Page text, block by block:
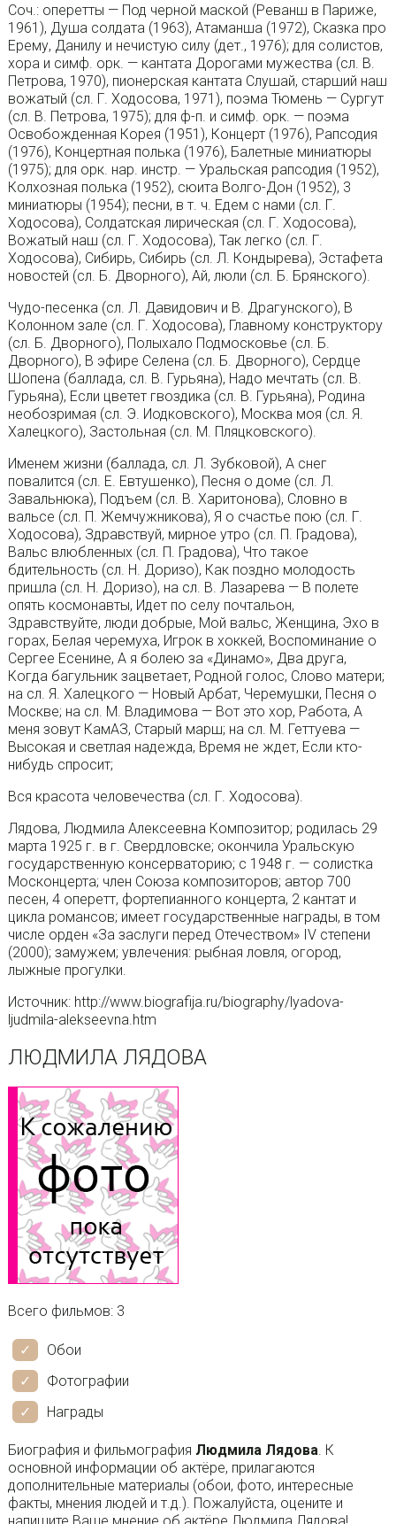
Соч.: оперетты — Под черной маской (Реванш в Париже,
1961), Душа солдата (1963), Атаманша (1972), Сказка про
Ерему, Данилу и нечистую силу (дет., 1976); для солистов,
хора и симф. орк. — кантата Дорогами мужества (сл. В.
Петрова, 1970), пионерская кантата Слушай, старший наш
вожатый (сл. Г. Ходосова, 1971), поэма Тюмень — Сургут
(сл. В. Петрова, 1975); для ф-п. и симф. орк. — поэма
Освобожденная Корея (1951), Концерт (1976), Рапсодия
(1976), Концертная полька (1976), Балетные миниатюры
(1975); для орк. нар. инстр. — Уральская рапсодия (1952),
Колхозная полька (1952), сюита Волго-Дон (1952), 3
миниатюры (1954); песни, в т. ч. Едем с нами (сл. Г.
Ходосова), Солдатская лирическая (сл. Г. Ходосова),
Вожатый наш (сл. Г. Ходосова), Так легко (сл. Г.
Ходосова), Сибирь, Сибирь (сл. Л. Кондырева), Эстафета
новостей (сл. Б. Дворного), Ай, люли (сл. Б. Брянского).
Чудо-песенка (сл. Л. Давидович и В. Драгунского), В
Колонном зале (сл. Г. Ходосова), Главному конструктору
(сл. Б. Дворного), Полыхало Подмосковье (сл. Б.
Дворного), В эфире Селена (сл. Б. Дворного), Сердце
Шопена (баллада, сл. В. Гурьяна), Надо мечтать (сл. В.
Гурьяна), Если цветет гвоздика (сл. В. Гурьяна), Родина
необозримая (сл. Э. Иодковского), Москва моя (сл. Я.
Халецкого), Застольная (сл. М. Пляцковского).
Именем жизни (баллада, сл. Л. Зубковой), А снег
повалится (сл. Е. Евтушенко), Песня о доме (сл. Л.
Завальнюка), Подъем (сл. В. Харитонова), Словно в
вальсе (сл. П. Жемчужникова), Я о счастье пою (сл. Г.
Ходосова), Здравствуй, мирное утро (сл. П. Градова),
Вальс влюбленных (сл. П. Градова), Что такое
бдительность (сл. Н. Доризо), Как поздно молодость
пришла (сл. Н. Доризо), на сл. В. Лазарева — В полете
опять космонавты, Идет по селу почтальон,
Здравствуйте, люди добрые, Мой вальс, Женщина, Эхо в
горах, Белая черемуха, Игрок в хоккей, Воспоминание о
Сергее Есенине, А я болею за «Динамо», Два друга,
Когда багульник зацветает, Родной голос, Слово матери;
на сл. Я. Халецкого — Новый Арбат, Черемушки, Песня о
Москве; на сл. М. Владимова — Вот это хор, Работа, А
меня зовут КамАЗ, Старый марш; на сл. М. Геттуева —
Высокая и светлая надежда, Время не ждет, Если кто-
нибудь спросит;
Вся красота человечества (сл. Г. Ходосова).
Лядова, Людмила Алексеевна Композитор; родилась 29
марта 1925 г. в г. Свердловске; окончила Уральскую
государственную консерваторию; с 1948 г. — солистка
Москонцерта; член Союза композиторов; автор 700
песен, 4 оперетт, фортепианного концерта, 2 кантат и
цикла романсов; имеет государственные награды, в том
числе орден «За заслуги перед Отечеством» IV степени
(2000); замужем; увлечения: рыбная ловля, огород,
лыжные прогулки.
Источник: http://www.biografija.ru/biography/lyadova-
ljudmila-alekseevna.htm
ЛЮДМИЛА ЛЯДОВА
Всего фильмов: 3
Обои
Фотографии
Награды
Биография и фильмография Людмила Лядова. К
основной информации об актёре, прилагаются
дополнительные материалы (обои, фото, интересные
факты, мнения людей и т.д.). Пожалуйста, оцените и